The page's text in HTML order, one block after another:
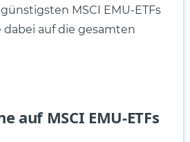
MSCI EMU-ETFs
dabei auf die gesamten
auf MSCI EMU-ETFs